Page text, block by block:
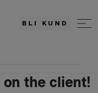
BLI KUND
the client!